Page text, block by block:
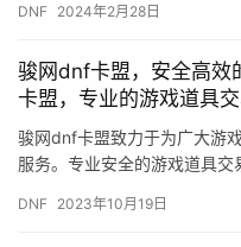
DNF 2024年2月28日
骏网dnf卡盟，安全高
卡盟，专业的游戏道具
骏网dnf卡盟致力于为广大游
服务。专业安全的游戏道具
DNF 2023年10月19日